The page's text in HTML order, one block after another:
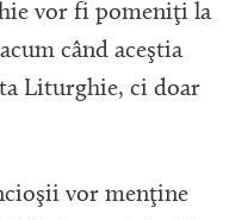
vor fi pomeniţi la
când aceştia
Liturghie, ci doar
vor menţine